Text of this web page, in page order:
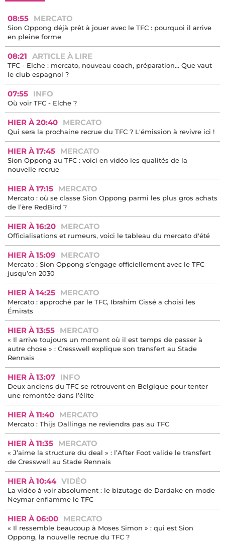
08:55 MERCATO
Sion Oppong déjà prêt à jouer avec le TFC : pourquoi il arrive
en pleine forme
08:21 ARTICLE À LIRE
TFC - Elche : mercato, nouveau coach, préparation… Que vaut
le club espagnol ?
07:55 INFO
Où voir TFC - Elche ?
HIER À 20:40 MERCATO
Qui sera la prochaine recrue du TFC ? L'émission à revivre ici !
HIER À 17:45 MERCATO
Sion Oppong au TFC : voici en vidéo les qualités de la
nouvelle recrue
HIER À 17:15 MERCATO
Mercato : où se classe Sion Oppong parmi les plus gros achats
de l’ère RedBird ?
HIER À 16:20 MERCATO
Officialisations et rumeurs, voici le tableau du mercato d'été
HIER À 15:09 MERCATO
Mercato : Sion Oppong s’engage officiellement avec le TFC
jusqu’en 2030
HIER À 14:25 MERCATO
Mercato : approché par le TFC, Ibrahim Cissé a choisi les
Émirats
HIER À 13:55 MERCATO
« Il arrive toujours un moment où il est temps de passer à
autre chose » : Cresswell explique son transfert au Stade
Rennais
HIER À 13:07 INFO
Deux anciens du TFC se retrouvent en Belgique pour tenter
une remontée dans l’élite
HIER À 11:40 MERCATO
Mercato : Thijs Dallinga ne reviendra pas au TFC
HIER À 11:35 MERCATO
« J’aime la structure du deal » : l’After Foot valide le transfert
de Cresswell au Stade Rennais
HIER À 10:44 VIDÉO
La vidéo à voir absolument : le bizutage de Dardake en mode
Neymar enflamme le TFC
HIER À 06:00 MERCATO
« Il ressemble beaucoup à Moses Simon » : qui est Sion
Oppong, la nouvelle recrue du TFC ?